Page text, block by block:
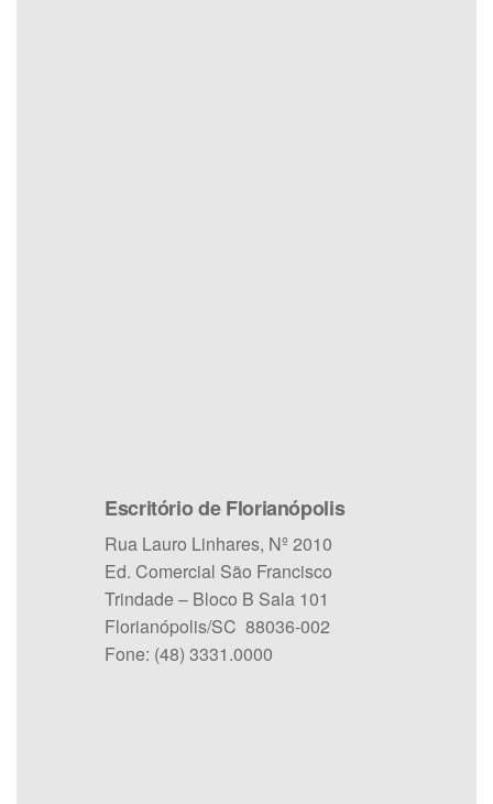
Escritório de Florianópolis
Rua Lauro Linhares, Nº 2010
Ed. Comercial São Francisco
Trindade – Bloco B Sala 101
Florianópolis/SC 88036-002
Fone: (48) 3331.0000